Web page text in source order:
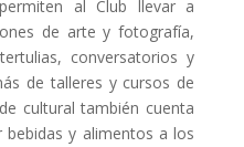
al Club llevar a
de arte y fotografía,
conversatorios y
de talleres y cursos de
cultural también cuenta
y alimentos a los